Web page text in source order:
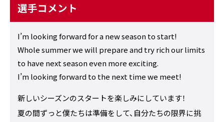
選手コメント
I’m looking forward for a new season to start!
Whole summer we will prepare and try rich our limits
to have next season even more exciting.
I’m looking forward to the next time we meet!
新しいシーズンのスタートを楽しみにしています！
夏の間ずっと僕たちは準備をして、自分たちの限界に挑